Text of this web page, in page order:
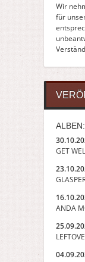
Wir
für
ALBEN:
GET
ANDA